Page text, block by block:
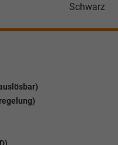
Schwarz